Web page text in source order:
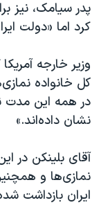
پدر سیامک، نیز
کرد اما «دولت
وزیر خارجه
کل خانواده
در همه این مدت
نشان داده‌اند.»
آقای بلینکن در
نمازی‌ها و
ایران بازداشت